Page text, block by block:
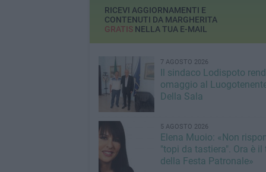
RICEVI AGGIORNAMENTI E
CONTENUTI DA MARGHERITA
GRATISNELLA TUA E-MAIL
7 AGOSTO 2026
Il sindaco Lodispoto
omaggio al
Della Sala
5 AGOSTO 2026
Elena Muoio: «Non
"topi da tastiera". Ora è il
della Festa Patronale»